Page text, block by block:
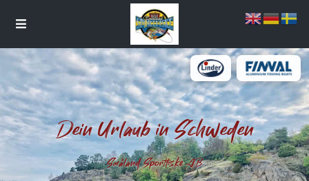
Dein Urlaub in Schweden
Småland Sportfiske AB